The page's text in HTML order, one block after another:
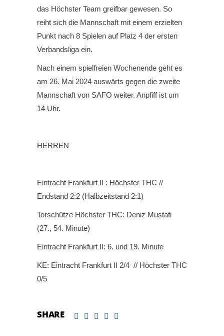
das Höchster Team greifbar gewesen. So
reiht sich die Mannschaft mit einem erzielten
Punkt nach 8 Spielen auf Platz 4 der ersten
Verbandsliga ein.
Nach einem spielfreien Wochenende geht es
am 26. Mai 2024 auswärts gegen die zweite
Mannschaft von SAFO weiter. Anpfiff ist um
14 Uhr.
HERREN
Eintracht Frankfurt II : Höchster THC //
Endstand 2:2 (Halbzeitstand 2:1)
Torschütze Höchster THC: Deniz Mustafi
(27., 54. Minute)
Eintracht Frankfurt II: 6. und 19. Minute
KE: Eintracht Frankfurt II 2/4 // Höchster THC
0/5
SHARE